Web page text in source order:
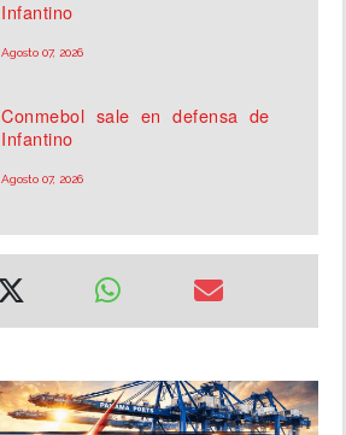
Infantino
Agosto 07, 2026
Conmebol sale en defensa de
Infantino
Agosto 07, 2026